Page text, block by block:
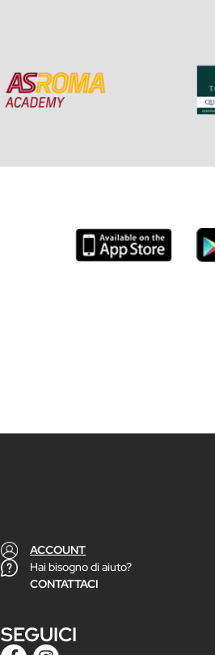
ACCOUNT
Hai bisogno di aiuto?
CONTATTACI
SEGUICI